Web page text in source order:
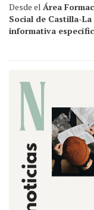
Desde el Área
Social de Castilla-
informativa